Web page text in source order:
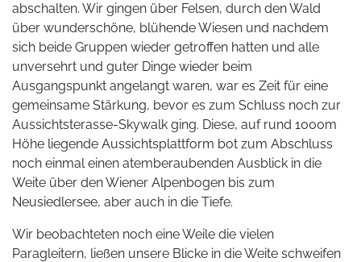
abschalten. Wir gingen über Felsen, durch den Wald
über wunderschöne, blühende Wiesen und nachdem
sich beide Gruppen wieder getroffen hatten und alle
unversehrt und guter Dinge wieder beim
Ausgangspunkt angelangt waren, war es Zeit für eine
gemeinsame Stärkung, bevor es zum Schluss noch zur
Aussichtsterasse-Skywalk ging. Diese, auf rund 1000m
Höhe liegende Aussichtsplattform bot zum Abschluss
noch einmal einen atemberaubenden Ausblick in die
Weite über den Wiener Alpenbogen bis zum
Neusiedlersee, aber auch in die Tiefe.
Wir beobachteten noch eine Weile die vielen
Paragleitern, ließen unsere Blicke in die Weite schweifen